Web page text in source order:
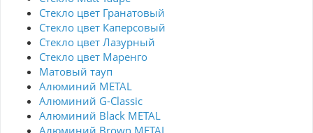
Стекло цвет Гранатовый
Стекло цвет Каперсовый
Стекло цвет Лазурный
Стекло цвет Маренго
Матовый тауп
Алюминий METAL
Алюминий G-Classic
Алюминий Black METAL